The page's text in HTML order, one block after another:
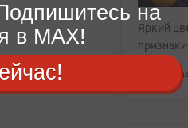
Яркий
сегодня,
на
в MAX!